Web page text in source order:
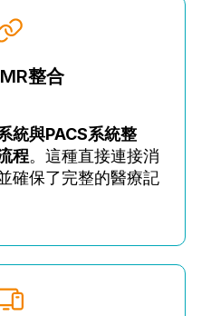
整合
統與PACS系統整
程。這種直接連接消
確保了完整的醫療記